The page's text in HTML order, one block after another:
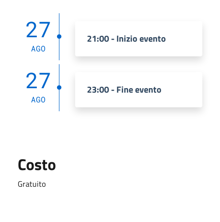
27
AGO
21:00 - Inizio evento
27
AGO
23:00 - Fine evento
Costo
Gratuito